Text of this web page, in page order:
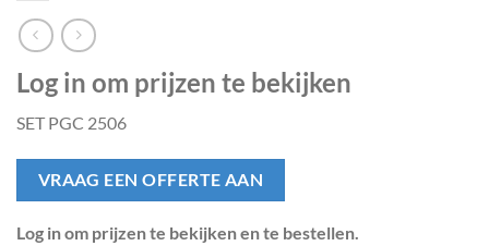
Log in om prijzen te bekijken
SET PGC 2506
VRAAG EEN OFFERTE AAN
Log in om prijzen te bekijken en te bestellen.